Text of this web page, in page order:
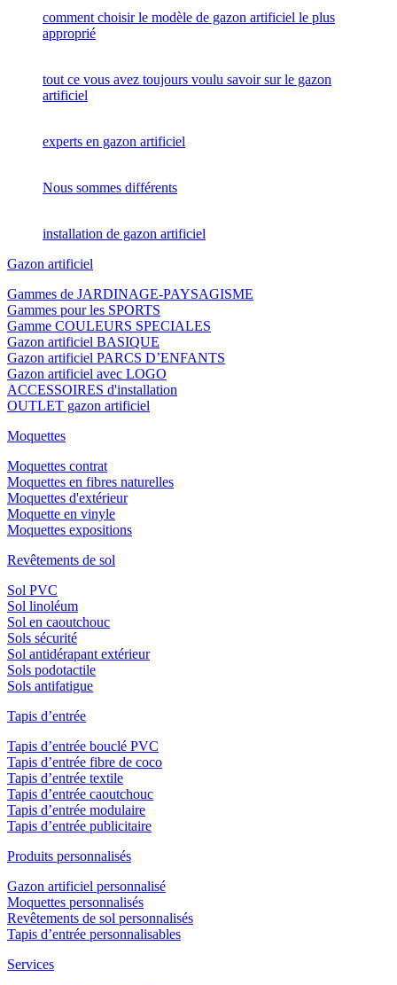
comment choisir le modèle de gazon artificiel le plus
approprié
tout ce vous avez toujours voulu savoir sur le gazon
artificiel
experts en gazon artificiel
Nous sommes différents
installation de gazon artificiel
Gazon artificiel
Gammes de JARDINAGE-PAYSAGISME
Gammes pour les SPORTS
Gamme COULEURS SPECIALES
Gazon artificiel BASIQUE
Gazon artificiel PARCS D’ENFANTS
Gazon artificiel avec LOGO
ACCESSOIRES d'installation
OUTLET gazon artificiel
Moquettes
Moquettes contrat
Moquettes en fibres naturelles
Moquettes d'extérieur
Moquette en vinyle
Moquettes expositions
Revêtements de sol
Sol PVC
Sol linoléum
Sol en caoutchouc
Sols sécurité
Sol antidérapant extérieur
Sols podotactile
Sols antifatigue
Tapis d’entrée
Tapis d’entrée bouclé PVC
Tapis d’entrée fibre de coco
Tapis d’entrée textile
Tapis d’entrée caoutchouc
Tapis d’entrée modulaire
Tapis d’entrée publicitaire
Produits personnalisés
Gazon artificiel personnalisé
Moquettes personnalisés
Revêtements de sol personnalisés
Tapis d’entrée personnalisables
Services